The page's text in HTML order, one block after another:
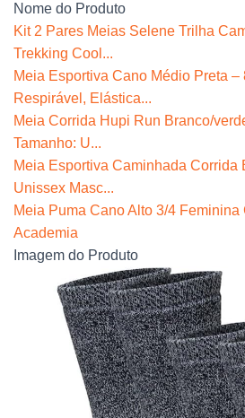
Nome do Produto
Kit 2 Pares Meias Selene Trilha
Trekking Cool...
Meia Esportiva Cano Médio Preta –
Respirável, Elástica...
Meia Corrida Hupi Run Branco/
Tamanho: U...
Meia Esportiva Caminhada Corrida
Unissex Masc...
Meia Puma Cano Alto 3/4
Academia
Imagem do Produto